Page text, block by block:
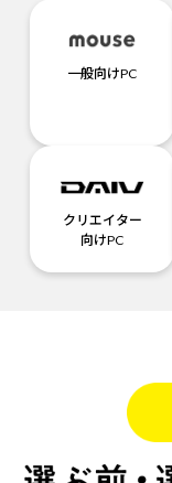
一般向けPC
クリエイター
向けPC